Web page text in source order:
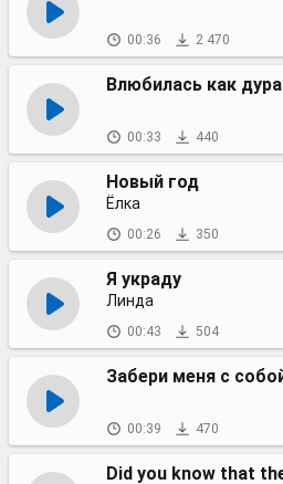
00:36 2 470
Влюбилась как дура
00:33 440
Новый год
Ёлка
00:26 350
Я украду
Линда
00:43 504
00:39 470